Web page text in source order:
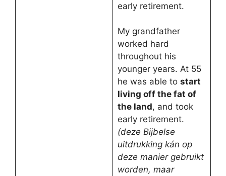
early retirement.
My grandfather
worked hard
throughout his
younger years. At 55
he was able to start
living off the fat of
the land, and took
early retirement.
(deze Bijbelse
uitdrukking kán op
deze manier gebruikt
worden, maar